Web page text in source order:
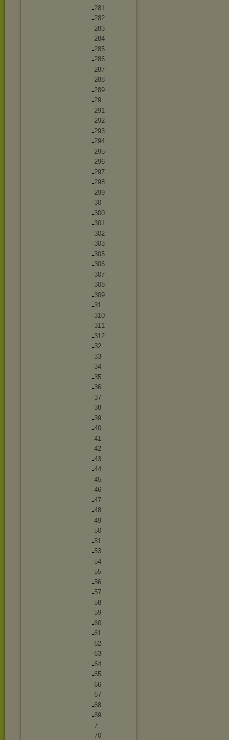
281
282
283
284
285
286
287
288
289
29
291
292
293
294
295
296
297
298
299
30
300
301
302
303
305
306
307
308
309
31
310
311
312
32
33
34
35
36
37
38
39
40
41
42
43
44
45
46
47
48
49
50
51
53
54
55
56
57
58
59
60
61
62
63
64
65
66
67
68
69
7
70